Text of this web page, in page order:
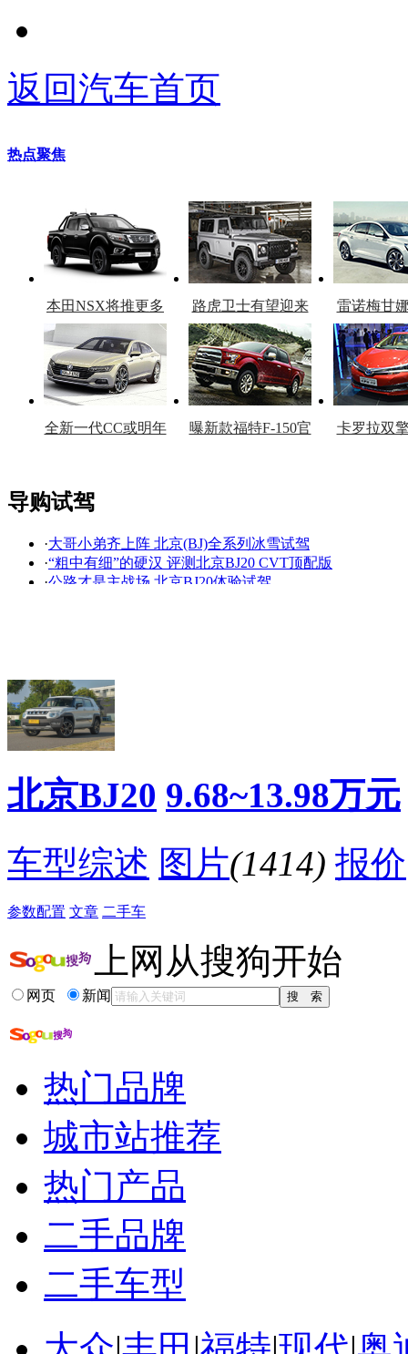
返回汽车首页
热点聚焦
本田NSX将推更多
车型
路虎卫士有望迎来
复产
雷诺梅甘
官
全新一代CC或明年
曝新款福特F-150官
卡罗拉双
看赛车宝贝争奇斗
艳
车模美腿爆乳无惧
走光
导购试驾
·大哥小弟齐上阵 北京(BJ)全系列冰雪试驾
·“粗中有细”的硬汉 评测北京BJ20 CVT顶配版
·公路才是主战场 北京BJ20体验试驾
·同级最个性SUV 可能只卖8万起
·汽车火花塞是怎么生产的？
·娘炮的BJ20上市与军版BJ212进京
降价促销
北京BJ20 9.68~13.98万元
车型综述 图片(1414) 报价
参数配置 文章 二手车
上网从搜狗开始
网页 新闻
热门品牌
城市站推荐
热门产品
二手品牌
二手车型